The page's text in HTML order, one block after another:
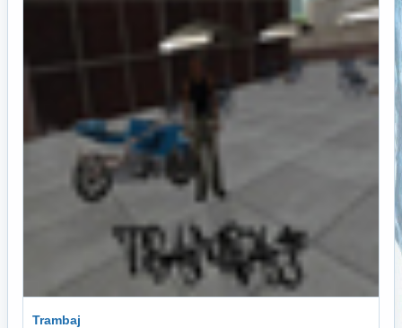
Trambaj